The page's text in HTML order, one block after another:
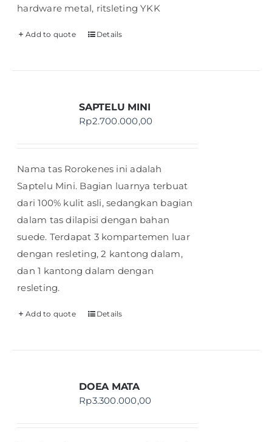
hardware metal, ritsleting YKK
Add to quote Details
SAPTELU MINI
Rp2.700.000,00
Nama tas Rorokenes ini adalah
Saptelu Mini. Bagian luarnya terbuat
dari 100% kulit asli, sedangkan bagian
dalam tas dilapisi dengan bahan
suede. Terdapat 3 kompartemen luar
dengan resleting, 2 kantong dalam,
dan 1 kantong dalam dengan
resleting.
Add to quote Details
DOEA MATA
Rp3.300.000,00